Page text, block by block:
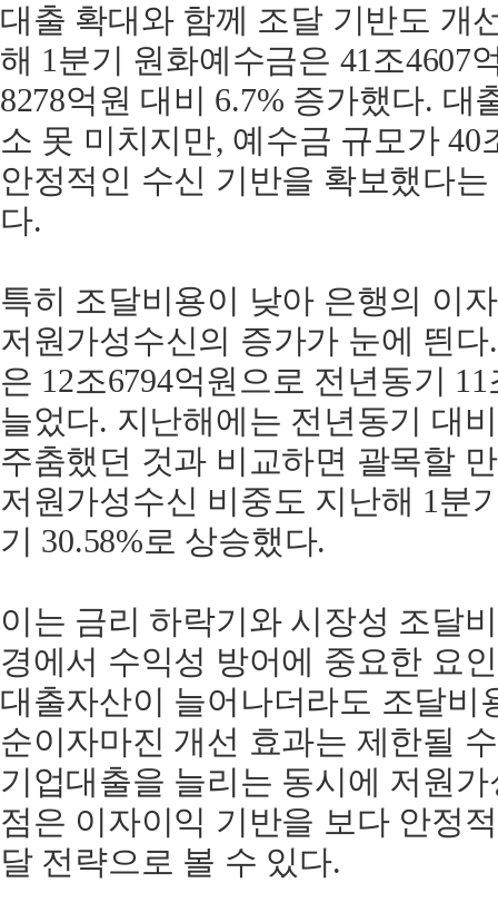
대출 확대와 함께 조달 기반도 개
해 1분기 원화예수금은 41조4607
8278억원 대비 6.7% 증가했다. 대
소 못 미치지만, 예수금 규모가
안정적인 수신 기반을 확보했다
다.
특히 조달비용이 낮아 은행의 이
저원가성수신의 증가가 눈에 띈
은 12조6794억원으로 전년동기
늘었다. 지난해에는 전년동기 대
주춤했던 것과 비교하면 괄목할
저원가성수신 비중도 지난해 1분
기 30.58%로 상승했다.
이는 금리 하락기와 시장성 조달
경에서 수익성 방어에 중요한 요
대출자산이 늘어나더라도 조달비
순이자마진 개선 효과는 제한될
기업대출을 늘리는 동시에 저원
점은 이자이익 기반을 보다 안정
달 전략으로 볼 수 있다.